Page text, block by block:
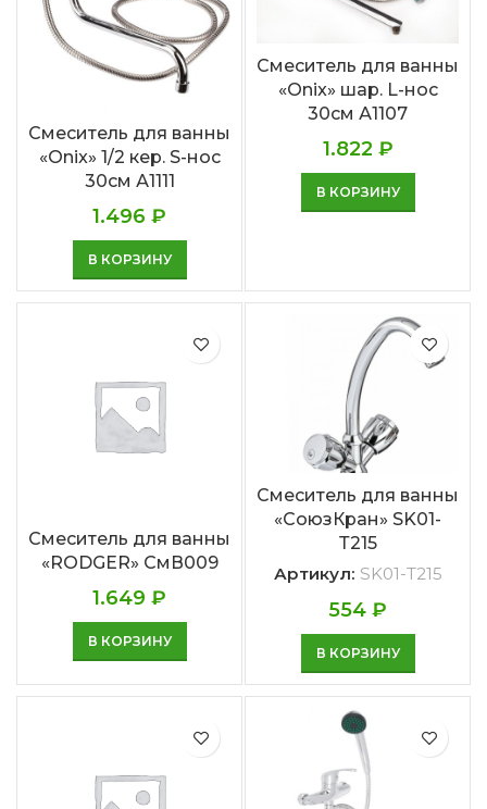
Смеситель для ванны
«Onix» 1/2 кер. S-нос
30см А1111
1.496 ₽
В КОРЗИНУ
Смеситель для ванны
«Onix» шар. L-нос
30см А1107
1.822 ₽
В КОРЗИНУ
Смеситель для ванны
«RODGER» СмВ009
1.649 ₽
В КОРЗИНУ
Смеситель для ванны
«СоюзКран» SK01-
Т215
Артикул: SK01-Т215
554 ₽
В КОРЗИНУ